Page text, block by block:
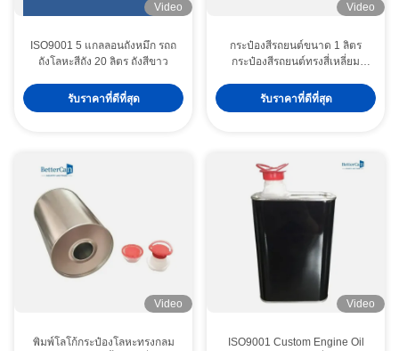
Video
ISO9001 5 แกลลอนถังหมึก รถถ
ถังโลหะสีถัง 20 ลิตร ถังสีขาว
รับราคาที่ดีที่สุด
Video
กระป๋องสีรถยนต์ขนาด 1 ลิตร
กระป๋องสีรถยนต์ทรงสี่เหลี่ยม
รับราคาที่ดีที่สุด
Video
พิมพ์โลโก้กระป๋องโลหะทรงกลม
Video
ISO9001 Custom Engine Oil